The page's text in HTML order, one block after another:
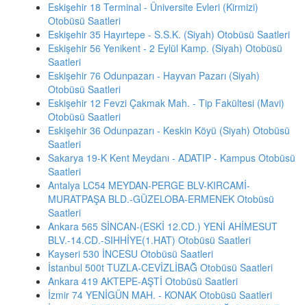
Eskişehir 18 Terminal - Üniversite Evleri (Kirmizi)
Otobüsü Saatleri
Eskişehir 35 Hayırtepe - S.S.K. (Siyah) Otobüsü Saatleri
Eskişehir 56 Yenikent - 2 Eylül Kamp. (Siyah) Otobüsü
Saatleri
Eskişehir 76 Odunpazarı - Hayvan Pazarı (Siyah)
Otobüsü Saatleri
Eskişehir 12 Fevzi Çakmak Mah. - Tip Fakültesi (Mavi)
Otobüsü Saatleri
Eskişehir 36 Odunpazarı - Keskin Köyü (Siyah) Otobüsü
Saatleri
Sakarya 19-K Kent Meydanı - ADATIP - Kampus Otobüsü
Saatleri
Antalya LC54 MEYDAN-PERGE BLV-KIRCAMİ-
MURATPAŞA BLD.-GÜZELOBA-ERMENEK Otobüsü
Saatleri
Ankara 565 SİNCAN-(ESKİ 12.CD.) YENİ AHİMESUT
BLV.-14.CD.-SIHHİYE(1.HAT) Otobüsü Saatleri
Kayseri 530 İNCESU Otobüsü Saatleri
İstanbul 500t TUZLA-CEVİZLİBAĞ Otobüsü Saatleri
Ankara 419 AKTEPE-AŞTİ Otobüsü Saatleri
İzmir 74 YENİGÜN MAH. - KONAK Otobüsü Saatleri